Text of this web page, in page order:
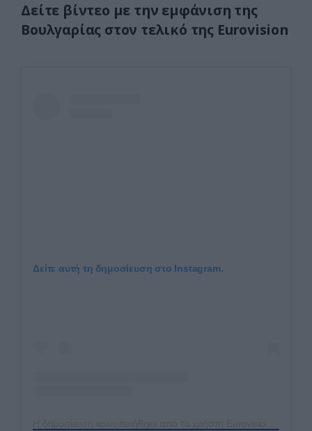
Δείτε βίντεο με την εμφάνιση της
Βουλγαρίας στον τελικό της Eurovision
Δείτε αυτή τη δημοσίευση στο Instagram.